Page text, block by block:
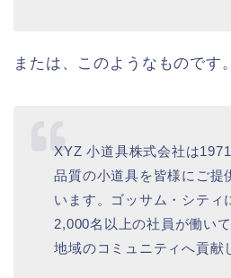
または、このようなものです。
XYZ 小道具株式会社は
品質の小道具を皆様にご提
います。ゴッサム・シティ
2,000名以上の社員が働い
地域のコミュニティへ貢献